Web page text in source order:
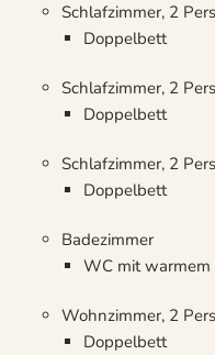
Schlafzimmer, 2
Doppelbett
Schlafzimmer, 2
Doppelbett
Schlafzimmer, 2
Doppelbett
Badezimmer
WC mit warmem
Wohnzimmer, 2
Doppelbett